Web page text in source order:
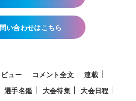
い合わせはこちら
ュー コメント全文
連載
選手名鑑 大会特集
大会日程